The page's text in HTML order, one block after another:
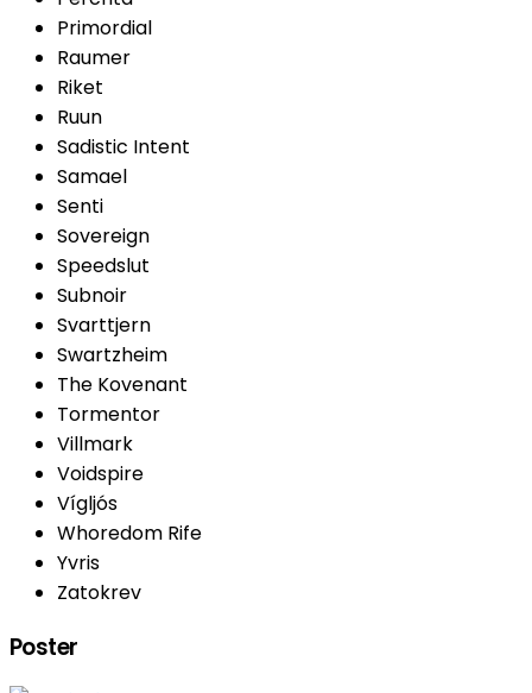
Primordial
Raumer
Riket
Ruun
Sadistic Intent
Samael
Senti
Sovereign
Speedslut
Subnoir
Svarttjern
Swartzheim
The Kovenant
Tormentor
Villmark
Voidspire
Vígljós
Whoredom Rife
Yvris
Zatokrev
Poster